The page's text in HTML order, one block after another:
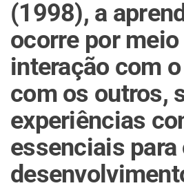
(1998), a
ocorre por meio
interação com
com os outros,
experiências
essenciais para